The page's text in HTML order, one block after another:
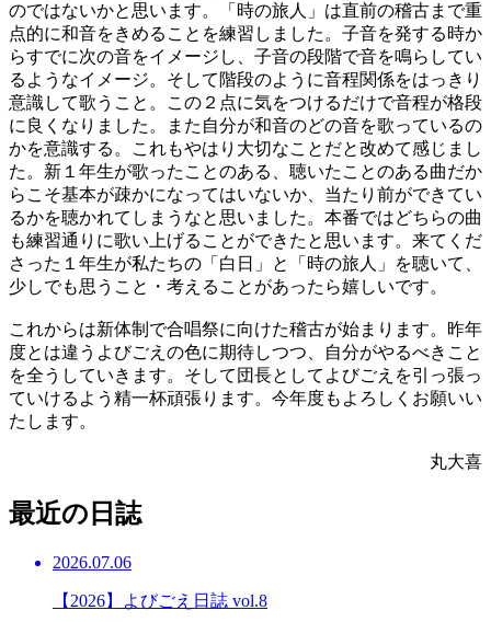
のではないかと思います。「時の旅人」は直前の稽古まで重
点的に和音をきめることを練習しました。子音を発する時か
らすでに次の音をイメージし、子音の段階で音を鳴らしてい
るようなイメージ。そして階段のように音程関係をはっきり
意識して歌うこと。この２点に気をつけるだけで音程が格段
に良くなりました。また自分が和音のどの音を歌っているの
かを意識する。これもやはり大切なことだと改めて感じまし
た。新１年生が歌ったことのある、聴いたことのある曲だか
らこそ基本が疎かになってはいないか、当たり前ができてい
るかを聴かれてしまうなと思いました。本番ではどちらの曲
も練習通りに歌い上げることができたと思います。来てくだ
さった１年生が私たちの「白日」と「時の旅人」を聴いて、
少しでも思うこと・考えることがあったら嬉しいです。
これからは新体制で合唱祭に向けた稽古が始まります。昨年
度とは違うよびごえの色に期待しつつ、自分がやるべきこと
を全うしていきます。そして団長としてよびごえを引っ張っ
ていけるよう精一杯頑張ります。今年度もよろしくお願いい
たします。
丸大喜
最近の日誌
2026.07.06
【2026】よびごえ日誌 vol.8